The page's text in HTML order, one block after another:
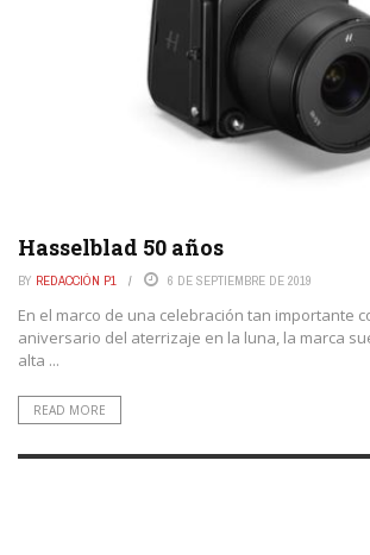
Hasselblad 50 años
BY REDACCIÓN P1 6 DE SEPTIEMBRE DE 2019
En el marco de una celebración tan importante
aniversario del aterrizaje en la luna, la marca
alta ...
READ MORE